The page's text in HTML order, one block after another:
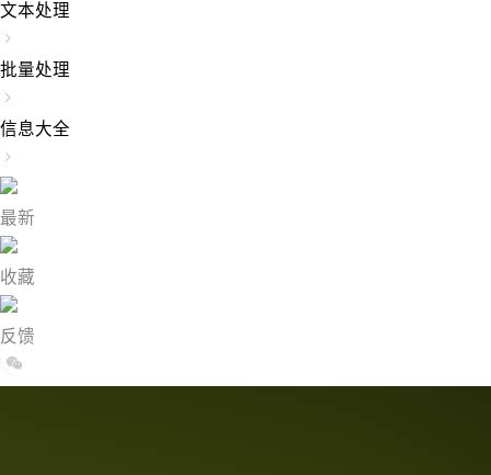
文本处理
批量处理
信息大全
最新
收藏
反馈